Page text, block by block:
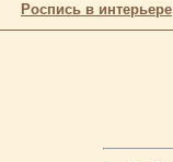
Роспись в интерьере